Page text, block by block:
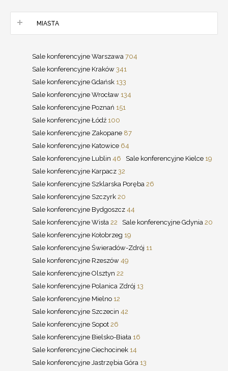
MIASTA
Sale konferencyjne Warszawa 704
Sale konferencyjne Kraków 341
Sale konferencyjne Gdańsk 133
Sale konferencyjne Wrocław 134
Sale konferencyjne Poznań 151
Sale konferencyjne Łódź 100
Sale konferencyjne Zakopane 87
Sale konferencyjne Katowice 64
Sale konferencyjne Lublin 46 Sale konferencyjne Kielce 19
Sale konferencyjne Karpacz 32
Sale konferencyjne Szklarska Poręba 26
Sale konferencyjne Szczyrk 20
Sale konferencyjne Bydgoszcz 44
Sale konferencyjne Wisła 22 Sale konferencyjne Gdynia 20
Sale konferencyjne Kołobrzeg 19
Sale konferencyjne Świeradów-Zdrój 11
Sale konferencyjne Rzeszów 49
Sale konferencyjne Olsztyn 22
Sale konferencyjne Polanica Zdrój 13
Sale konferencyjne Mielno 12
Sale konferencyjne Szczecin 42
Sale konferencyjne Sopot 26
Sale konferencyjne Bielsko-Biała 16
Sale konferencyjne Ciechocinek 14
Sale konferencyjne Jastrzębia Góra 13